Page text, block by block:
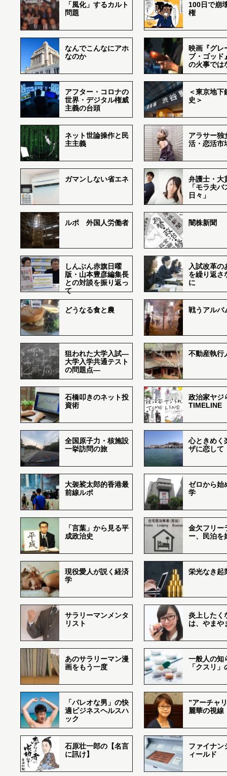
「風化」するカルト
問題
100日で崩
権
なんでこんなにアホ
なのか
映画『グレ
ブ・ゴッド
の火事では
アフター・コロナの
世界・デジタル権威
主義の台頭
＜東京地下
史＞
ネット世論操作と民
主主義
アラサー独
活・恋活市
ガマンしない省エネ
弁護士・大
「モラ夫
日々」
ルポ 外国人労働者 闇株新聞
しんぶん赤旗日曜
版・山本豊彦編集長
との対談を振り返っ
て
入試改革の
を繰り返さ
に
どうなる食と農 戦うアルバ
狙われた大学入試―
大学入学共通テスト
の問題点―
不動産執行
石橋叩きのネット投
資術
政治家ヤジ
TIMELINE
全国原子力・核施設
一挙訪問の旅
心ときめく
ザに恋して
大袈裟太郎的香港最
前線ルポ
ゼロから始
学
「言葉」から見る平
成政治史
金欠フリー
ー、民泊を
現役愛人が説く経済
学
栄光なき起
サラリーマンメンタ
リスト
炎上したく
は、やまや
あのサラリーマン漫
画をもう一度
一般人の知
「クスリ
「パレオな男」の快
適ビジネスヘルスハ
ック
”アーチャ
麗華の視線
石原壮一郎の【名言
に訊け】
ファイナン
ィールド